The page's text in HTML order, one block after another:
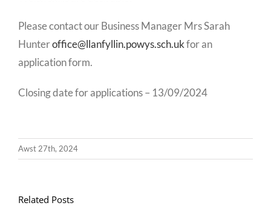
Please contact our Business Manager Mrs Sarah
Hunteroffice@llanfyllin.powys.sch.ukfor an
application form.
Closing date for applications – 13/09/2024
Awst 27th, 2024
Related Posts